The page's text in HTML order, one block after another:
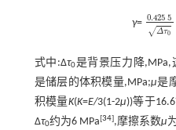
γ= 0.425 5
Δτ0
√
0.425
式中:Δτ0是背景压力降,MPa,
是储层的体积模量,MPa;μ是
积模量K(K=E/3(1-2μ))等于
Δτ0约为6 MPa[34],摩擦系数μ